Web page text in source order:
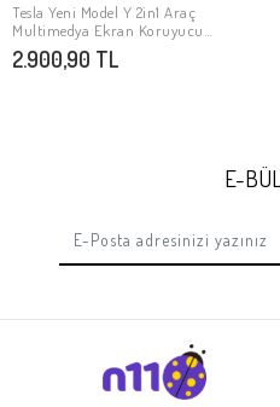
SEPETE EKLE
Tesla Yeni Model Y 2in1 Araç
Multimedya Ekran Koruyucu
Uygulama Aparatlı Zore Premium
Temperli Cam Ekran Koruyucu
2.900,90 TL
E-